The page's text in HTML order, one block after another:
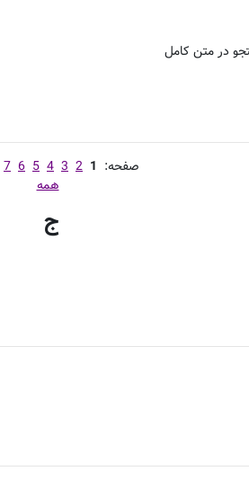
در متن کامل
صفحه: 1
2
3
4
5
6
7
همه
ج